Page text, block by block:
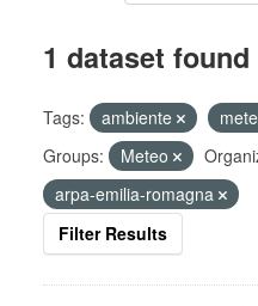
1 dataset found
Tags: ambiente
Groups:
Meteo
arpa-emilia-romagna
Filter Results